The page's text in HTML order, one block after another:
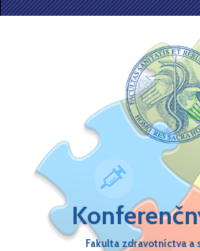
Skočiť na hlavný obsah
Fakulta zdravotníctva a